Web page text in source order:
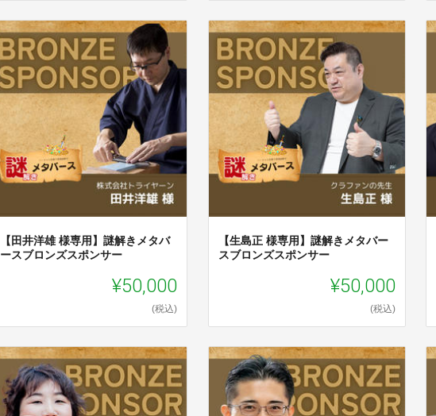
【田井洋雄 様専用】謎解きメタバ
ースブロンズスポンサー
¥50,000
(税込)
【生島正 様専用】謎解きメタバー
スブロンズスポンサー
¥50,000
(税込)